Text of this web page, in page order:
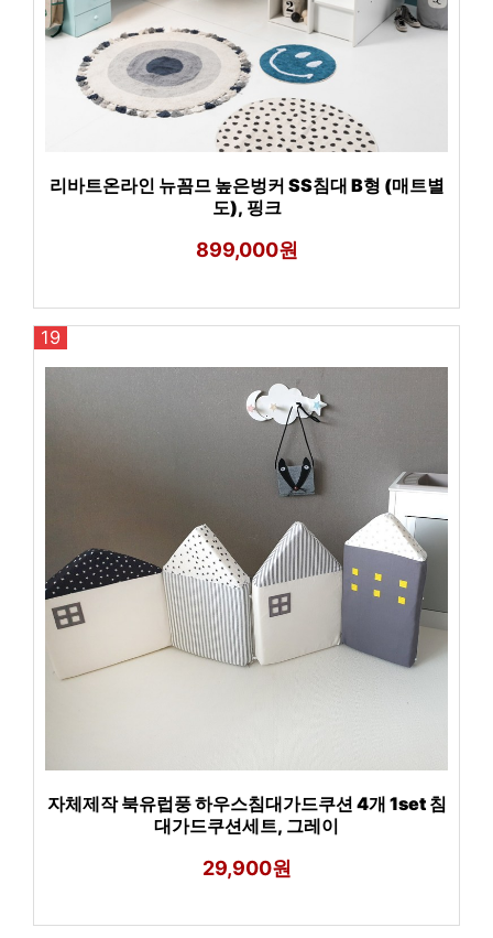
리바트온라인 뉴꼼므 높은벙커 SS침대 B형 (매트별
도), 핑크
899,000원
19
자체제작 북유럽풍 하우스침대가드쿠션 4개 1set 침
대가드쿠션세트, 그레이
29,900원